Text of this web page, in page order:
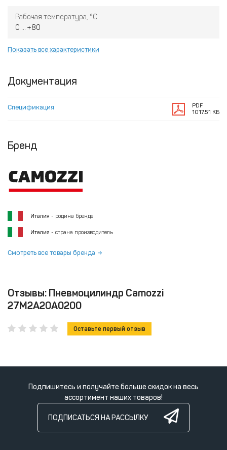
Рабочая температура, °С
0 ... +80
Показать все характеристики
Документация
Спецификация
PDF
1017.51 КБ
Бренд
Италия - родина бренда
Италия - страна производитель
Смотреть все товары бренда
Отзывы: Пневмоцилиндр Camozzi
27M2A20A0200
Оставьте первый отзыв
Подпишитесь и получайте больше скидок на весь
ассортимент наших товаров!
ПОДПИСАТЬСЯ НА РАССЫЛКУ